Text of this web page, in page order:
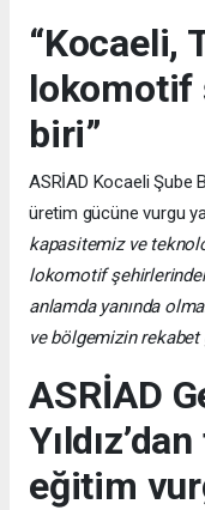
“Kocaeli,
lokomotif
biri”
ASRİAD Kocaeli Şube
üretim gücüne vurgu
kapasitemiz ve
lokomotif
anlamda yanında
ve bölgemizin
ASRİAD
eğitim